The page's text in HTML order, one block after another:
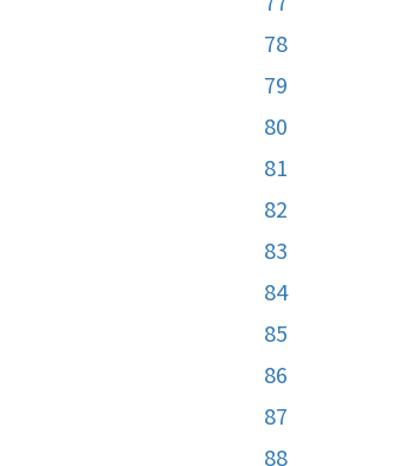
78
79
80
81
82
83
84
85
86
87
88